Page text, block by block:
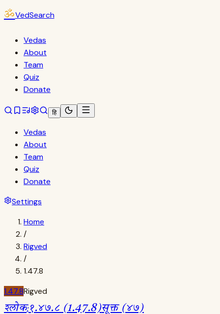
ॐVedSearch
Vedas
About
Team
Quiz
Donate
हि
Vedas
About
Team
Quiz
Donate
Settings
Home
/
Rigved
/
1.47.8
1.47.8Rigved
श्लोक:१.४७.८ (1.47.8)सूक्त (४७)